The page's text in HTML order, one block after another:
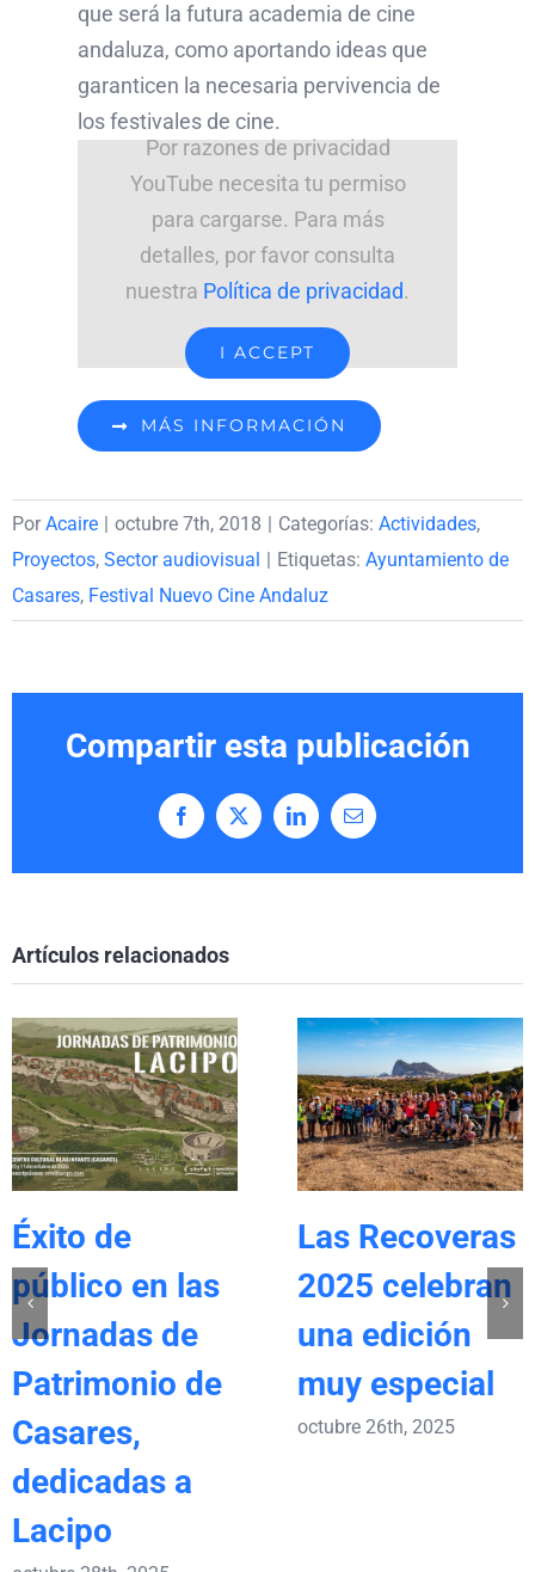
que será la futura academia de cine
andaluza, como aportando ideas que
garanticen la necesaria pervivencia de
los festivales de cine.
Por razones de privacidad
YouTube necesita tu permiso
para cargarse. Para más
detalles, por favor consulta
nuestra Política de privacidad.
I ACCEPT
MÁS INFORMACIÓN
PorAcaire | octubre 7th, 2018 | Categorías: Actividades,
Proyectos, Sector audiovisual | Etiquetas: Ayuntamiento de
Casares, Festival Nuevo Cine Andaluz
Compartir esta publicación
Facebook
X LinkedInCorreo
electrónico
Artículos relacionados
Éxito de
público en las
Jornadas de
Patrimonio de
Casares,
dedicadas a
Lacipo
Las Recoveras
2025 celebran
una edición
muy especial
octubre 26th, 2025